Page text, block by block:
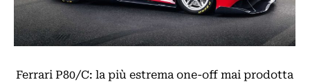
Ferrari P80/C: la più estrema one-off mai prodotta